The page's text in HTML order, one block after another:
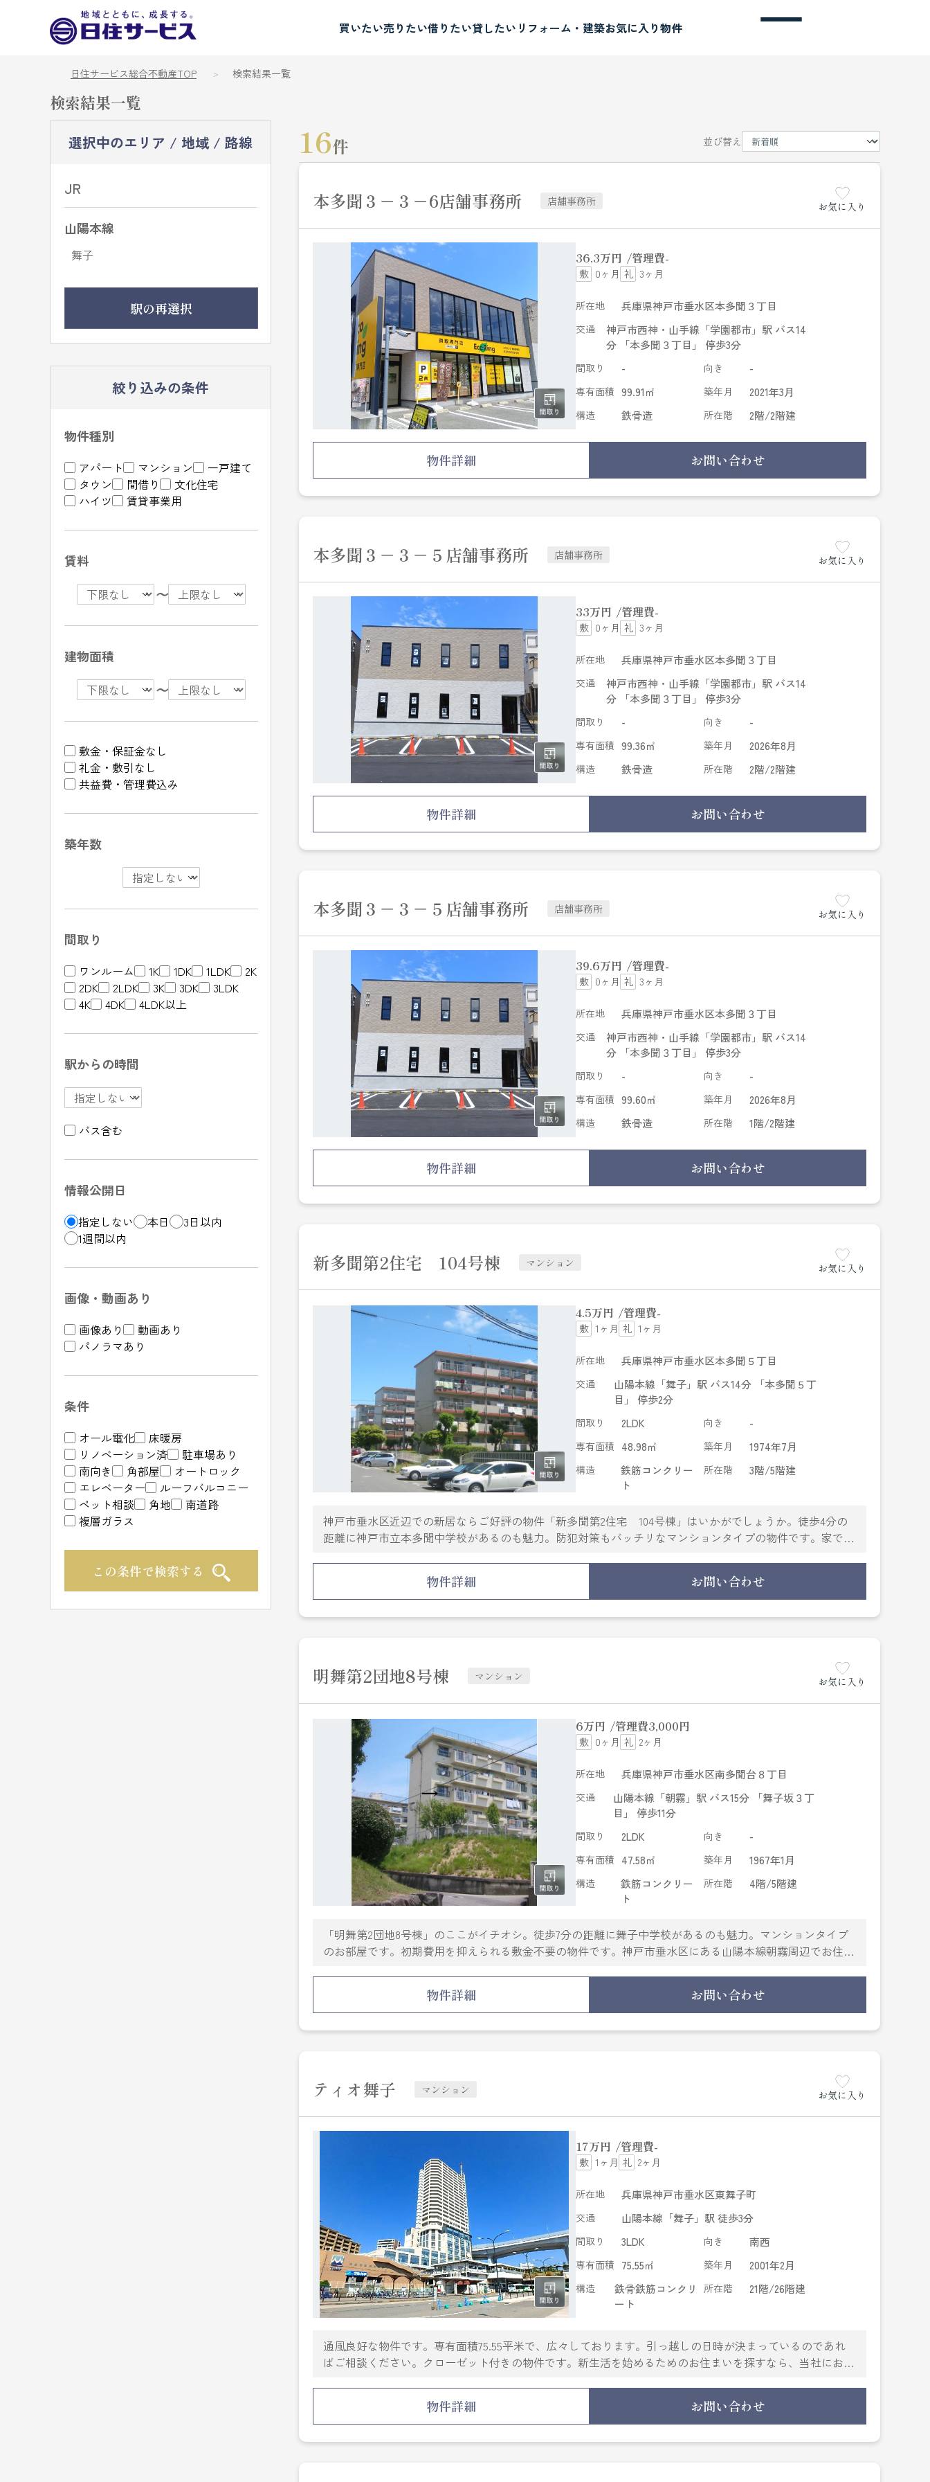
買いたい売りたい借りたい貸したい リフォーム・建築お気に入り物件
日住サービス総合不動産TOP 検索結果一覧
検索結果一覧
16件 並び替え
本多聞３－３－6店舗事務所 店舗事務所 お気に入り
36.3万円 管理費-
0ヶ月 3ヶ月
所在地 兵庫県神戸市垂水区本多聞３丁目
交通
神戸市西神・山手線「学園都市」駅 バス14
分 「本多聞３丁目」 停歩3分
間取り - 向き -
専有面積 99.91㎡ 築年月 2021年3月
構造 鉄骨造 所在階 2階/2階建
物件詳細 お問い合わせ
本多聞３－３－５店舗事務所 店舗事務所 お気に入り
33万円 管理費-
0ヶ月 3ヶ月
所在地 兵庫県神戸市垂水区本多聞３丁目
交通
神戸市西神・山手線「学園都市」駅 バス14
分 「本多聞３丁目」 停歩3分
間取り - 向き -
専有面積 99.36㎡ 築年月 2026年8月
構造 鉄骨造 所在階 2階/2階建
物件詳細 お問い合わせ
本多聞３－３－５店舗事務所 店舗事務所 お気に入り
39.6万円 管理費-
0ヶ月 3ヶ月
所在地 兵庫県神戸市垂水区本多聞３丁目
交通
神戸市西神・山手線「学園都市」駅 バス14
分 「本多聞３丁目」 停歩3分
間取り - 向き -
専有面積 99.60㎡ 築年月 2026年8月
構造 鉄骨造 所在階 1階/2階建
物件詳細 お問い合わせ
新多聞第2住宅 104号棟 マンション お気に入り
4.5万円 管理費-
1ヶ月 1ヶ月
所在地 兵庫県神戸市垂水区本多聞５丁目
交通
山陽本線「舞子」駅 バス14分 「本多聞５丁
目」 停歩2分
間取り 2LDK 向き -
専有面積 48.98㎡ 築年月 1974年7月
構造
鉄筋コンクリー
ト
所在階 3階/5階建
神戸市垂水区近辺での新居ならご好評の物件「新多聞第2住宅 104号棟」はいかがでしょうか。徒歩4分の
距離に神戸市立本多聞中学校があるのも魅力。防犯対策もバッチリなマンションタイプの物件です。家でパ
ら、当社にお問い合わせ下さい。皆様のご連絡お待ちしております。
物件詳細 お問い合わせ
明舞第2団地8号棟 マンション お気に入り
6万円 管理費3,000円
0ヶ月 2ヶ月
所在地 兵庫県神戸市垂水区南多聞台８丁目
交通
山陽本線「朝霧」駅 バス15分 「舞子坂３丁
目」 停歩11分
間取り 2LDK 向き -
専有面積 47.58㎡ 築年月 1967年1月
構造
鉄筋コンクリー
ト
所在階 4階/5階建
「明舞第2団地8号棟」のここがイチオシ。徒歩7分の距離に舞子中学校があるのも魅力。マンションタイプ
のお部屋です。初期費用を抑えられる敷金不要の物件です。神戸市垂水区にある山陽本線朝霧周辺でお住ま
物件詳細 お問い合わせ
ティオ舞子 マンション お気に入り
17万円 管理費-
1ヶ月 2ヶ月
所在地 兵庫県神戸市垂水区東舞子町
交通 山陽本線「舞子」駅 徒歩3分
間取り 3LDK 向き 南西
専有面積 75.55㎡ 築年月 2001年2月
構造
鉄骨鉄筋コンクリ
ート
所在階 21階/26階建
通風良好な物件です。専有面積75.55平米で、広々しております。引っ越しの日時が決まっているのであれ
ばご相談ください。クローゼット付きの物件です。新生活を始めるためのお住まいを探すなら、当社にお任
物件詳細 お問い合わせ
選択中のエリア / 地域 / 路線
JR
山陽本線
舞子
駅の再選択
絞り込みの条件
物件種別
アパート マンション
一戸建て
タウン
間借り
文化住宅
ハイツ
賃貸事業用
賃料
〜
建物面積
〜
敷金・保証金なし
礼金・敷引なし
共益費・管理費込み
築年数
間取り
ワンルーム 1K 1DK 1LDK
2K
2DK
2LDK 3K 3DK
3LDK
4K
4DK 4LDK以上
駅からの時間
バス含む
情報公開日
指定しない 本日
3日以内
1週間以内
画像・動画あり
画像あり
動画あり
パノラマあり
条件
オール電化
床暖房
リノベーション済
駐車場あり
南向き
角部屋
オートロック
エレベーター
ルーフバルコニー
ペット相談
角地
南道路
複層ガラス
この条件で検索する